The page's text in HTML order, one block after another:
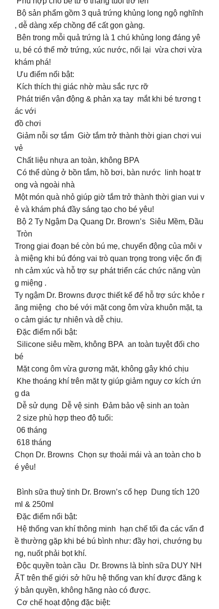
Bộ sản phẩm gồm 3 quả trứng khủng long ngộ nghĩnh
, dễ dàng xếp chồng để cất gọn gàng.
Bên trong mỗi quả trứng là 1 chú khủng long đáng yê
u, bé có thể mở trứng, xúc nước, nối lại vừa chơi vừa
khám phá!
Ưu điểm nổi bật:
️ Kích thích thị giác nhờ màu sắc rực rỡ
️ Phát triển vận động & phản xạ tay mắt khi bé tương t
ác với
đồ chơi
️ Giảm nỗi sợ tắm Giờ tắm trở thành thời gian chơi vui
vẻ
️ Chất liệu nhựa an toàn, không BPA
️ Có thể dùng ở bồn tắm, hồ bơi, bàn nước linh hoạt tr
ong và ngoài nhà
Một món quà nhỏ giúp giờ tắm trở thành thời gian vui v
ẻ và khám phá đầy sáng tạo cho bé yêu!
Bộ 2 Ty Ngậm Dạ Quang Dr. Brown’s Siêu Mềm, Đầu
Tròn
Trong giai đoạn bé còn bú mẹ, chuyển động của môi v
à miệng khi bú đóng vai trò quan trọng trong việc ổn đị
nh cảm xúc và hỗ trợ sự phát triển các chức năng vùn
g miệng .
Ty ngậm Dr. Browns được thiết kế để hỗ trợ sức khỏe r
ăng miệng cho bé với mặt cong ôm vừa khuôn mặt, tạ
o cảm giác tự nhiên và dễ chịu.
Đặc điểm nổi bật:
️ Silicone siêu mềm, không BPA an toàn tuyệt đối cho
bé
️ Mặt cong ôm vừa gương mặt, không gây khó chịu
️ Khe thoáng khí trên mặt ty giúp giảm nguy cơ kích ứn
g da
Dễ sử dụng Dễ vệ sinh Đảm bảo vệ sinh an toàn
2 size phù hợp theo độ tuổi:
06 tháng
618 tháng
Chọn Dr. Browns Chọn sự thoải mái và an toàn cho b
é yêu!
Bình sữa thuỷ tinh Dr. Brown’s cổ hẹp Dung tích 120
ml & 250ml
Đặc điểm nổi bật:
Hệ thống van khí thông minh hạn chế tối đa các vấn đ
ề thường gặp khi bé bú bình như: đầy hơi, chướng bụ
ng, nuốt phải bọt khí.
Độc quyền toàn cầu Dr. Browns là bình sữa DUY NH
ẤT trên thế giới sở hữu hệ thống van khí được đăng k
ý bản quyền, không hãng nào có được.
Cơ chế hoạt động đặc biệt: